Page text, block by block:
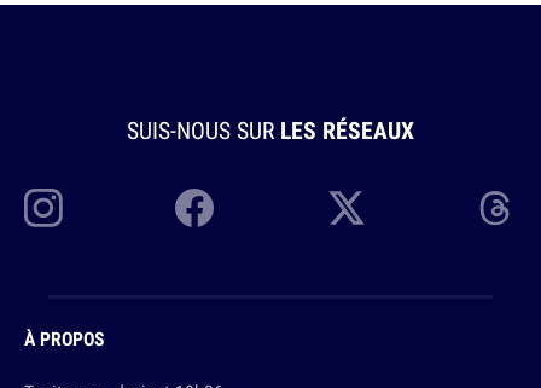
SUIS-NOUS SUR LES RÉSEAUX
À PROPOS